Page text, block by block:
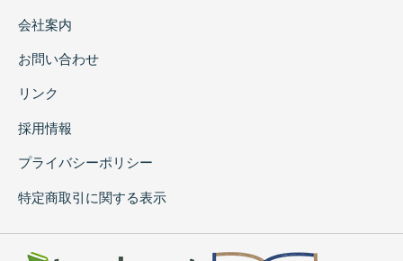
会社案内
お問い合わせ
リンク
採用情報
プライバシーポリシー
特定商取引に関する表示